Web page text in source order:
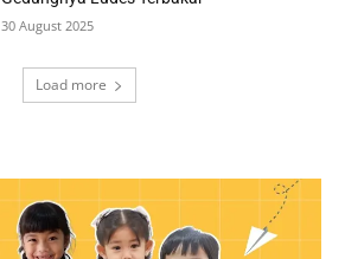
30 August 2025
Load more